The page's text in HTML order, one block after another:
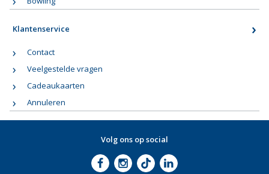
Klantenservice
Contact
Veelgestelde vragen
Cadeaukaarten
Annuleren
Volg ons op social